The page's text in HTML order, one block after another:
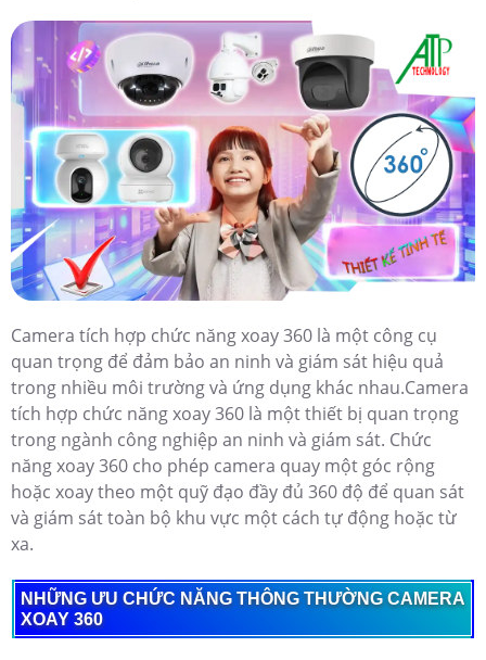
Camera tích hợp chức năng xoay 360 là một công cụ
quan trọng để đảm bảo an ninh và giám sát hiệu quả
trong nhiều môi trường và ứng dụng khác nhau.Camera
tích hợp chức năng xoay 360 là một thiết bị quan trọng
trong ngành công nghiệp an ninh và giám sát. Chức
năng xoay 360 cho phép camera quay một góc rộng
hoặc xoay theo một quỹ đạo đầy đủ 360 độ để quan sát
và giám sát toàn bộ khu vực một cách tự động hoặc từ
xa.
NHỮNG ƯU CHỨC NĂNG THÔNG THƯỜNG CAMERA
XOAY 360